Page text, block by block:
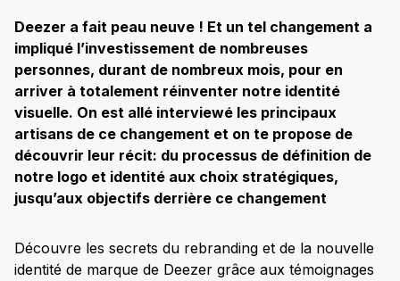
Deezer a fait peau neuve ! Et un tel changement a
impliqué l’investissement de nombreuses
personnes, durant de nombreux mois, pour en
arriver à totalement réinventer notre identité
visuelle. On est allé interviewé les principaux
artisans de ce changement et on te propose de
découvrir leur récit: du processus de définition de
notre logo et identité aux choix stratégiques,
jusqu’aux objectifs derrière ce changement
Découvre les secrets du rebranding et de la nouvelle
identité de marque de Deezer grâce aux témoignages